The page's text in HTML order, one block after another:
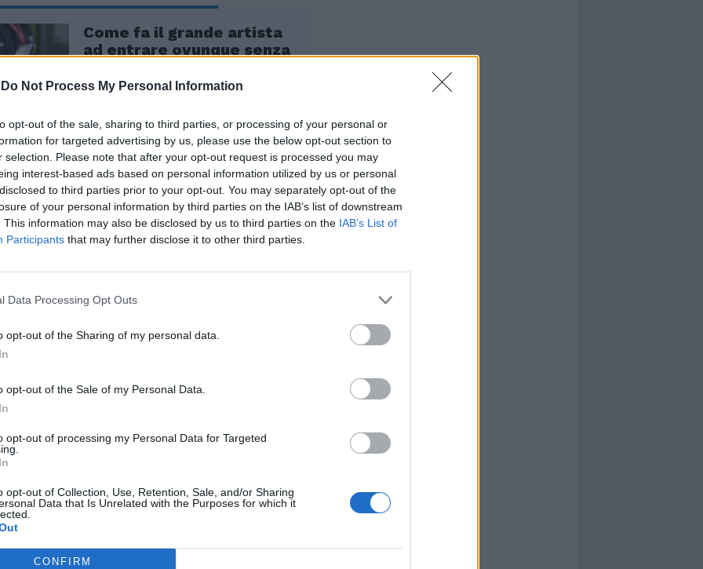
Do Not Process My Personal Information
opt-out of the sale, sharing to third parties, or processing of your personal or
for targeted advertising by us, please use the below opt-out section to
selection. Please note that after your opt-out request is processed you may
interest-based ads based on personal information utilized by us or personal
to third parties prior to your opt-out. You may separately opt-out of the
of your personal information by third parties on the IAB’s list of downstream
This information may also be disclosed by us to third parties on the IAB’s List of
Participants that may further disclose it to other third parties.
Data Processing Opt Outs
opt-out of the Sharing of my personal data.
opt-out of the Sale of my Personal Data.
opt-out of processing my Personal Data for Targeted
opt-out of Collection, Use, Retention, Sale, and/or Sharing
Data that Is Unrelated with the Purposes for which it
CONFIRM
Come fa il grande artista
ad entrare ovunque senza
il vaccino”
- prosegue Fusaro nel video - ha
di un’altra pandemia importante,
in guardia in vista di nuove e più
sviluppate nel marzo del 2020, le
contenere l’emergenza sono destinate a
che potranno arrivare. Anche se ora non
le misure d’emergenza debbono
le misure d’emergenza potrebbero non
perché in teoria e idealmente
L’emergenza permanente è - la denuncia
chiusura - la nuova normalità, le
si sono stabilizzate in una nuova
epoca”.